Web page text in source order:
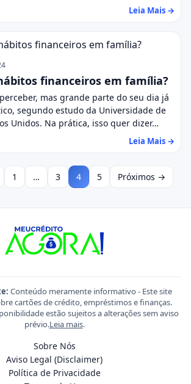
Leia Mais →
financeiros em família?
mas grande parte do seu dia já
segundo estudo da Universidade de
Unidos. Na prática, isso quer dizer…
Leia Mais →
1 … 3 4 5 Próximos →
Conteúdo meramente informativo - Este site
cartões de crédito, empréstimos e finanças.
estão sujeitos a alterações sem aviso
prévio.Leia mais.
Sobre Nós
Aviso Legal (Disclaimer)
Política de Privacidade